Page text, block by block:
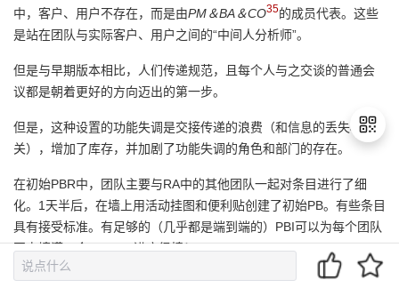
中，客户、用户不存在，而是由PM＆BA＆CO35的成员代表。这些
是站在团队与实际客户、用户之间的“中间人分析师”。
但是与早期版本相比，人们传递规范，且每个人与之交谈的普通会
议都是朝着更好的方向迈出的第一步。
但是，这种设置的功能失调是交接传递的浪费（和信息的丢失相
关），增加了库存，并加剧了功能失调的角色和部门的存在。
在初始PBR中，团队主要与RA中的其他团队一起对条目进行了细
化。1天半后，在墙上用活动挂图和便利贴创建了初始PB。有些条目
具有接受标准。有足够的（几乎都是端到端的）PBI可以为每个团队
至少填满一个Sprint。进度很棒！
在初始PBR的结尾，团队使用“魔术估算”36方法以及相对的故事点